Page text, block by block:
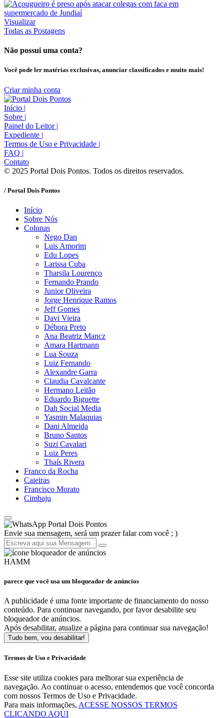
Visualizar
Todas as Postagens
Não possui uma conta?
Você pode ler matérias exclusivas, anunciar classificados e muito mais!
Criar minha conta
Início |
Sobre |
Painel do Leitor |
Expediente |
Termos de Uso e Privacidade |
FAQ |
Contato
© 2025 Portal Dois Pontos. Todos os direitos reservados.
/ Portal Dois Pontos
Início
Sobre Nós
Colunas
Nego Dan
Luis Amorim
Edu Lopes
Larissa Cuba
Tharsila Lourenço
Fernando Prando
Junior Oliveira
Jorge Henrique Ramos
Jeff Gomes
Davi Vieira
Débora Preto
Ana Beatriz Mancz
Amara Hartmann
Lua Souza
Luiz Fernando
Alexandre Garra
Claudia Cavalcante
Hermano Leitão
Eduardo Biguette
Dah Social Media
Yasmin Malaquias
Dani Almeida
Bruno Santos
Suzi Cavalari
Luiz Peres
Thaís Rivera
Franco da Rocha
Caieiras
Francisco Morato
Cimbaju
Portal Dois Pontos
Envie sua mensagem, será um prazer falar com você ; )
HAMM
parece que você usa um bloqueador de anúncios
A publicidade é uma fonte importante de financiamento do nosso
conteúdo. Para continuar navegando, por favor desabilite seu
bloqueador de anúncios.
Após desabilitar, atualize a página para continuar sua navegação!
Tudo bem, vou desabilitar!
Termos de Uso e Privacidade
Esse site utiliza cookies para melhorar sua experiência de
navegação. Ao continuar o acesso, entendemos que você concorda
com nossos Termos de Uso e Privacidade.
Para mais informações, ACESSE NOSSOS TERMOS
CLICANDO AQUI